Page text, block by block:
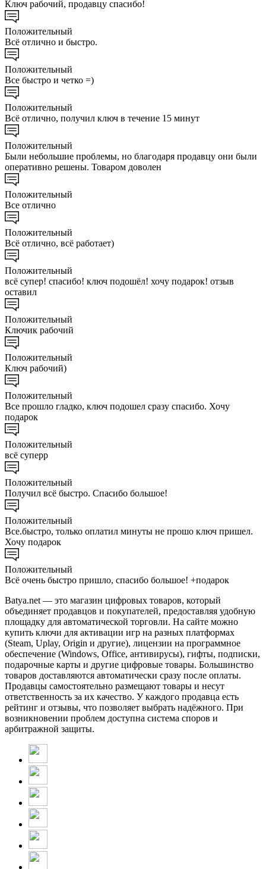
Ключ рабочий, продавцу спасибо!
Положительный
Всё отлично и быстро.
Положительный
Все быстро и четко =)
Положительный
Всё отлично, получил ключ в течение 15 минут
Положительный
Были небольшие проблемы, но благодаря продавцу они были
оперативно решены. Товаром доволен
Положительный
Все отлично
Положительный
Всё отлично, всё работает)
Положительный
всё супер! спасибо! ключ подошёл! хочу подарок! отзыв
оставил
Положительный
Ключик рабочий
Положительный
Ключ рабочий)
Положительный
Все прошло гладко, ключ подошел сразу спасибо. Хочу
подарок
Положительный
всё суперр
Положительный
Получил всё быстро. Спасибо большое!
Положительный
Все.быстро, только оплатил минуты не прошо ключ пришел.
Хочу подарок
Положительный
Всё очень быстро пришло, спасибо большое! +подарок
Batya.net — это магазин цифровых товаров, который
объединяет продавцов и покупателей, предоставляя удобную
площадку для автоматической торговли. На сайте можно
купить ключи для активации игр на разных платформах
(Steam, Uplay, Origin и другие), лицензии на программное
обеспечение (Windows, Office, антивирусы), гифты, подписки,
подарочные карты и другие цифровые товары. Большинство
товаров доставляются автоматически сразу после оплаты.
Продавцы самостоятельно размещают товары и несут
ответственность за их качество. У каждого продавца есть
рейтинг и отзывы, что позволяет выбрать надёжного. При
возникновении проблем доступна система споров и
арбитражной защиты.